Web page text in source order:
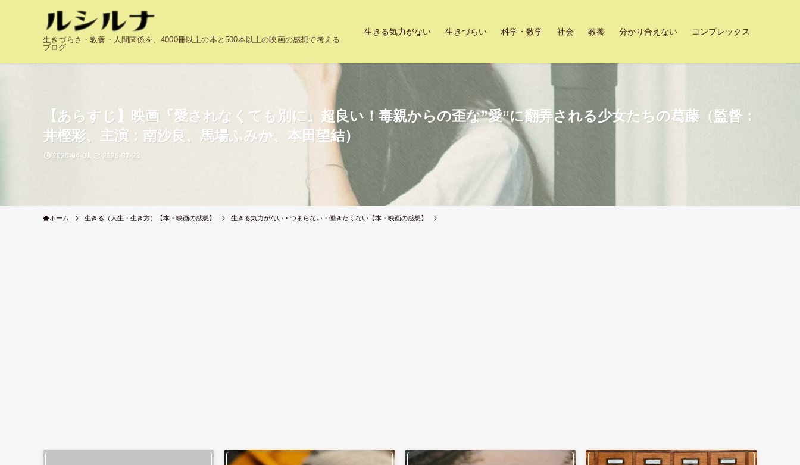
生きづらさ・教養・人間関係を、4000冊以上の本と500本以上の映画の感想で考える
ブログ
生きる気力がない 生きづらい 科学・数学 社会 教養 分かり合えない コンプレックス
【あらすじ】映画『愛されなくても別に』超良い！毒親からの歪な”愛”に翻弄される少女たちの葛藤（監督：
井樫彩、主演：南沙良、馬場ふみか、本田望結）
2026-04-01 2026-07-23
ホーム 生きる（人生・生き方）【本・映画の感想】 生きる気力がない・つまらない・働きたくない【本・映画の感想】